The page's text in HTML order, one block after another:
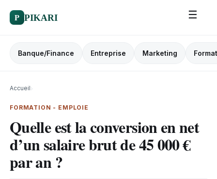
P PIKARI ☰
Banque/Finance Entreprise Marketing
Accueil›
FORMATION - EMPLOIE
​Quelle est la conversion en net
d’un salaire brut de 45 000 €
par an ?​